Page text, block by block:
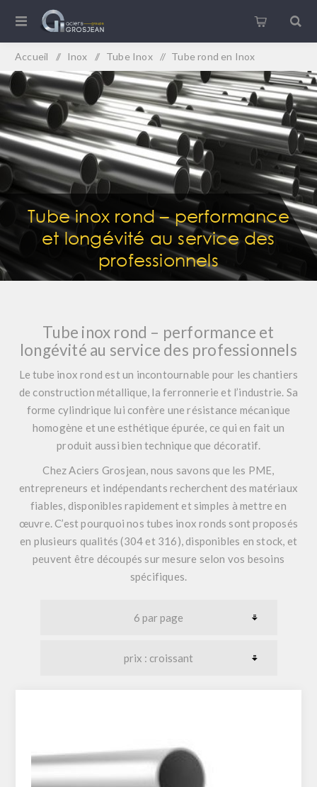
Accueil / Inox / Tube Inox / Tube rond en Inox
Tube inox rond – performance
et longévité au service des
professionnels
Tube inox rond – performance et
longévité au service des professionnels
Le tube inox rond est un incontournable pour les chantiers
de construction métallique, la ferronnerie et l’industrie. Sa
forme cylindrique lui confère une résistance mécanique
homogène et une esthétique épurée, ce qui en fait un
produit aussi bien technique que décoratif.
Chez Aciers Grosjean, nous savons que les PME,
entrepreneurs et indépendants recherchent des matériaux
fiables, disponibles rapidement et simples à mettre en
œuvre. C’est pourquoi nos tubes inox ronds sont proposés
en plusieurs qualités (304 et 316), disponibles en stock, et
peuvent être découpés sur mesure selon vos besoins
spécifiques.